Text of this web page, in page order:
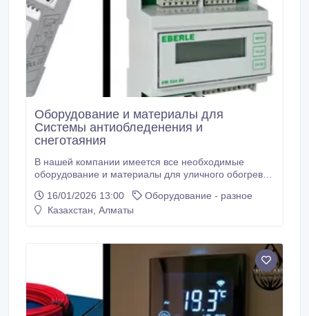
Оборудование и материалы для
Системы антиобледенения и
снеготаяния
В нашей компании имеется все необходимые
оборудование и материалы для уличного обогрева.
оставить запрос на обратный звонок и наши
специалисты с вами свяжутся и ответят на все ваши
16/01/2026 13:00
Оборудование - разное
Казахстан, Алматы